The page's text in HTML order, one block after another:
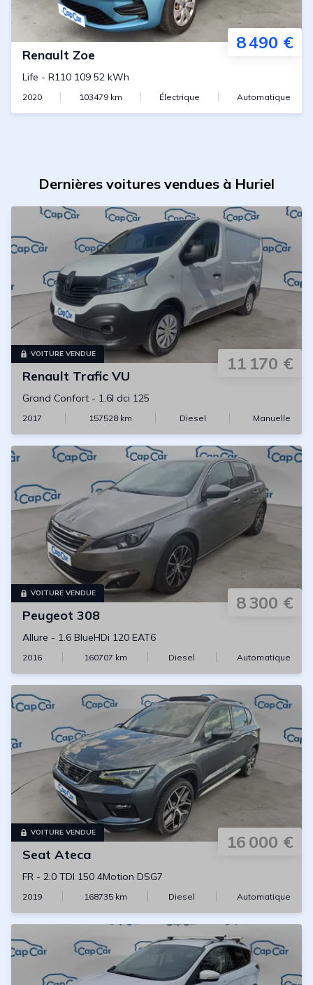
8 490 €
Renault Zoe
Life - R110 109 52 kWh
2020 103479 km Électrique Automatique
Dernières voitures vendues à Huriel
VOITURE VENDUE 11 170 €
Renault Trafic VU
Grand Confort - 1.6l dci 125
2017 157528 km Diesel Manuelle
VOITURE VENDUE 8 300 €
Peugeot 308
Allure - 1.6 BlueHDi 120 EAT6
2016 160707 km Diesel Automatique
VOITURE VENDUE 16 000 €
Seat Ateca
FR - 2.0 TDI 150 4Motion DSG7
2019 168735km Diesel Automatique